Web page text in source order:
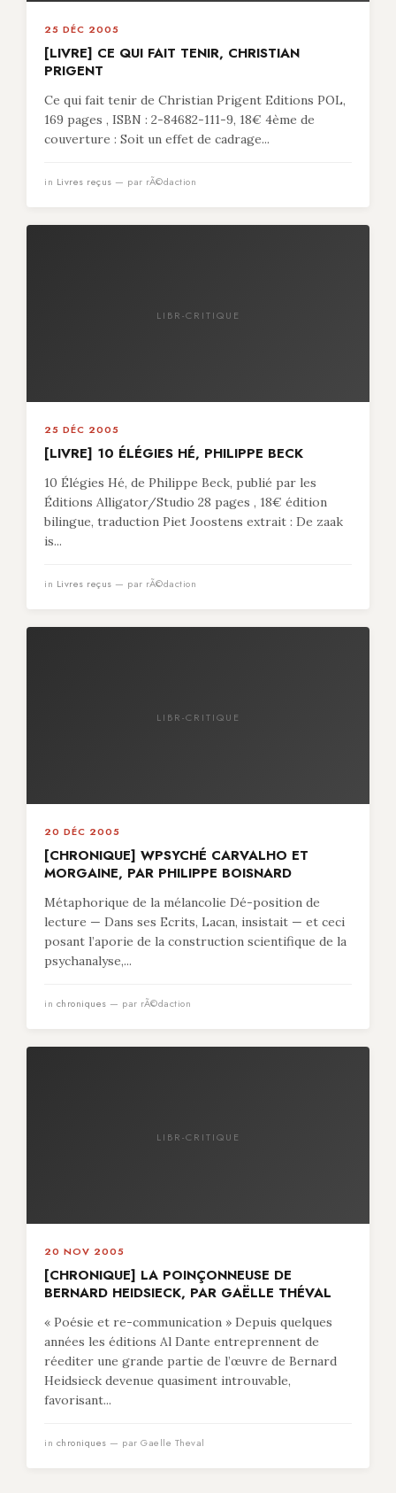
25 DÉC 2005
[LIVRE] CE QUI FAIT TENIR, CHRISTIAN
PRIGENT
Ce qui fait tenir de Christian Prigent Editions POL,
169 pages , ISBN : 2-84682-111-9, 18€ 4ème de
couverture : Soit un effet de cadrage...
in Livres reçus — par rÃ©daction
LIBR-CRITIQUE
25 DÉC 2005
[LIVRE] 10 ÉLÉGIES HÉ, PHILIPPE BECK
10 Élégies Hé, de Philippe Beck, publié par les
Éditions Alligator/Studio 28 pages , 18€ édition
bilingue, traduction Piet Joostens extrait : De zaak
is...
in Livres reçus — par rÃ©daction
LIBR-CRITIQUE
20 DÉC 2005
[CHRONIQUE] WPSYCHÉ CARVALHO ET
MORGAINE, PAR PHILIPPE BOISNARD
Métaphorique de la mélancolie Dé-position de
lecture — Dans ses Ecrits, Lacan, insistait — et ceci
posant l’aporie de la construction scientifique de la
psychanalyse,...
in chroniques — par rÃ©daction
LIBR-CRITIQUE
20 NOV 2005
[CHRONIQUE] LA POINÇONNEUSE DE
BERNARD HEIDSIECK, PAR GAËLLE THÉVAL
« Poésie et re-communication » Depuis quelques
années les éditions Al Dante entreprennent de
réediter une grande partie de l’œuvre de Bernard
Heidsieck devenue quasiment introuvable,
favorisant...
in chroniques — par Gaelle Theval